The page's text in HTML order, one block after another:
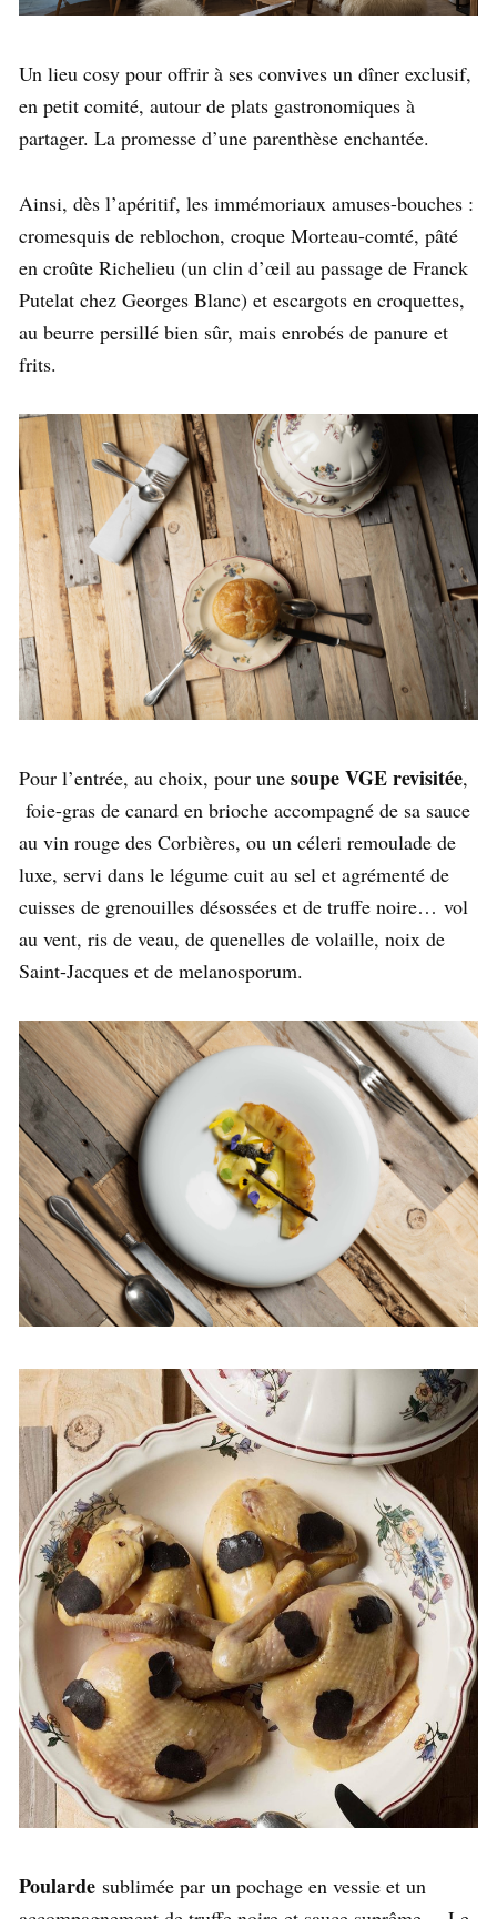
Un lieu cosy pour offrir à ses convives un dîner exclusif,
en petit comité, autour de plats gastronomiques à
partager. La promesse d’une parenthèse enchantée.
Ainsi, dès l’apéritif, les immémoriaux amuses-bouches :
cromesquis de reblochon, croque Morteau-comté, pâté
en croûte Richelieu (un clin d’œil au passage de Franck
Putelat chez Georges Blanc) et escargots en croquettes,
au beurre persillé bien sûr, mais enrobés de panure et
frits.
Pour l’entrée, au choix, pour une soupe VGE revisitée,
foie-gras de canard en brioche accompagné de sa sauce
au vin rouge des Corbières, ou un céleri remoulade de
luxe, servi dans le légume cuit au sel et agrémenté de
cuisses de grenouilles désossées et de truffe noire… vol
au vent, ris de veau, de quenelles de volaille, noix de
Saint-Jacques et de melanosporum.
Poularde sublimée par un pochage en vessie et un